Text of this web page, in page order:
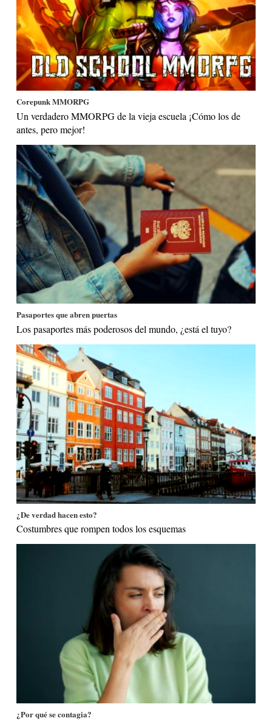
Corepunk MMORPG
Un verdadero MMORPG de la vieja escuela ¡Cómo los de
antes, pero mejor!
Pasaportes que abren puertas
Los pasaportes más poderosos del mundo, ¿está el tuyo?
¿De verdad hacen esto?
Costumbres que rompen todos los esquemas
¿Por qué se contagia?